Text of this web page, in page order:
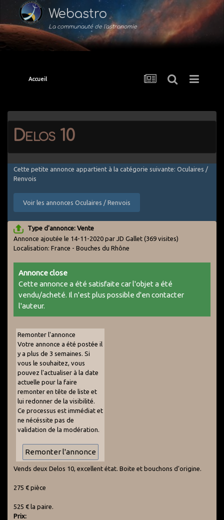
Webastro
La communauté de l'astronomie
Accueil
Delos 10
Cette petite annonce appartient à la catégorie suivante: Oculaires /
Renvois
Voir les annonces Oculaires / Renvois
Type d'annonce: Vente
Annonce ajoutée le 14-11-2020 par JD Gallet (369 visites)
Localisation: France - Bouches du Rhône
Annonce close
Cette annonce a été satisfaite car l'objet a été
vendu/acheté. Il n'est plus possible d'en contacter
l'auteur.
Remonter l'annonce
Votre annonce a été postée il
y a plus de 3 semaines. Si
vous le souhaitez, vous
pouvez l'actualiser à la date
actuelle pour la faire
remonter en tête de liste et
lui redonner de la visibilité.
Ce processus est immédiat et
ne nécéssite pas de
validation de la modération.
Vends deux Delos 10, excellent état. Boite et bouchons d'origine.
275 € pièce
525 € la paire.
Prix: